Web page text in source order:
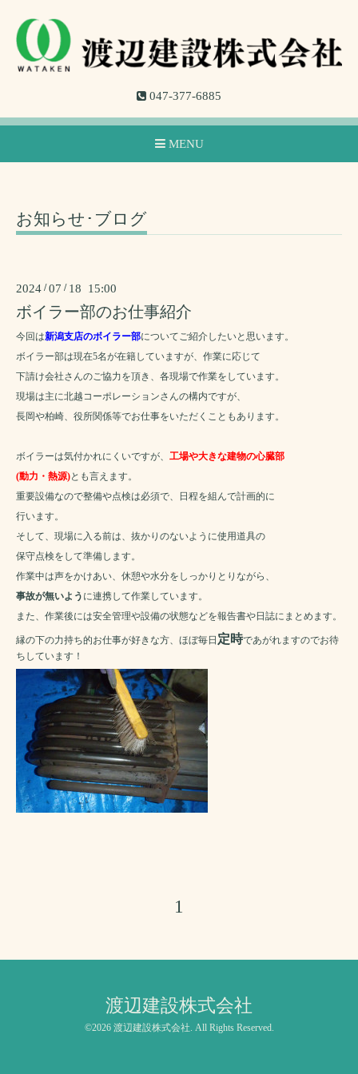
047-377-6885
MENU
お知らせ･ブログ
2024 /07 / 18 15:00
ボイラー部のお仕事紹介
今回は新潟支店のボイラー部についてご紹介したいと思います。
ボイラー部は現在5名が在籍していますが、作業に応じて
下請け会社さんのご協力を頂き、各現場で作業をしています。
現場は主に北越コーポレーションさんの構内ですが、
長岡や柏崎、役所関係等でお仕事をいただくこともあります。
ボイラーは気付かれにくいですが、 工場や大きな建物の心臓部
(動力・熱源)とも言えます。
重要設備なので整備や点検は必須で、日程を組んで計画的に
行います。
そして、現場に入る前は、抜かりのないように使用道具の
保守点検をして準備します。
作業中は声をかけあい、休憩や水分をしっかりとりながら、
事故が無いよう に連携して作業しています。
また、作業後には安全管理や設備の状態などを報告書や日誌にまとめます。
縁の下の力持ち的お仕事が好きな方、ほぼ毎日 定時であがれますのでお待
ちしています！
1
渡辺建設株式会社
©2026 渡辺建設株式会社 . All Rights Reserved.